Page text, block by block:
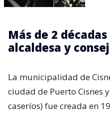
Más de 2
alcaldesa y
La municipalidad de
ciudad de Puerto Cisnes
caseríos) fue creada en